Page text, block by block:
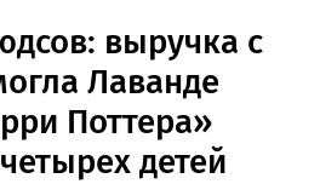
выручка с
Лаванде
Поттера»
детей